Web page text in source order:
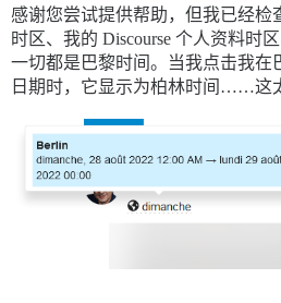
感谢您尝试提供帮助，但我已经检
时区、我的 Discourse 个人资料时
一切都是巴黎时间。当我点击我在
日期时，它显示为柏林时间……这